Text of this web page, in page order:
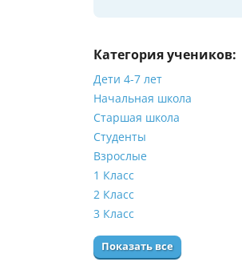
Категория учеников:
Дети 4-7 лет
Начальная школа
Старшая школа
Студенты
Взрослые
1 Класс
2 Класс
3 Класс
Показать все